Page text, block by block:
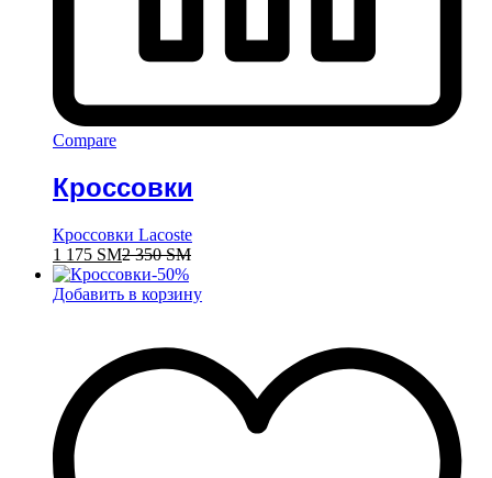
Compare
Кроссовки
Кроссовки Lacoste
1 175 ЅМ2 350ЅМ
-50%
Добавить в корзину